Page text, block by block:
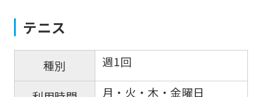
テニス
種別 週1回
月・火・木・金曜日